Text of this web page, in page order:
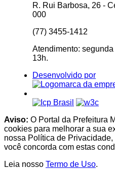
R. Rui Barbosa, 26 -
000
(77) 3455-1412
Atendimento:
13h.
Desenvolvido por
Aviso: O Portal da Prefeitura
cookies para melhorar a sua
nossa Política de
você concorda com estas
Leia nosso Termo de Uso.